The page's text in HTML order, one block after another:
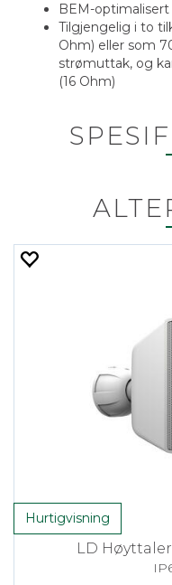
BEM-
Tilgjengelig i to
Ohm) eller som
strømuttak, og
(16 Ohm)
Hurtigvisning
LD